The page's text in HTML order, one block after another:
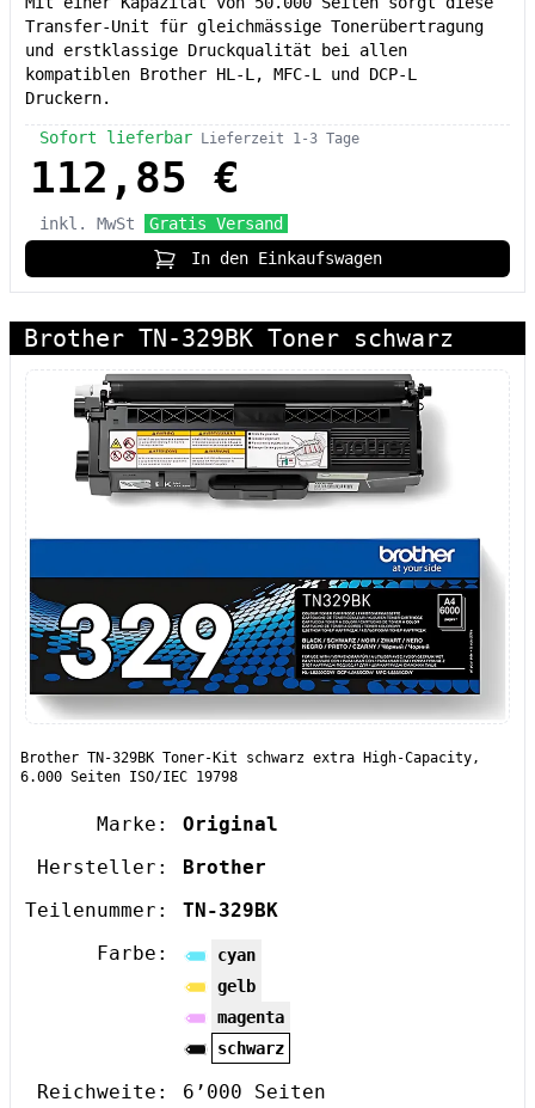
Transfer-Unit für gleichmässige Tonerübertragung
und erstklassige Druckqualität bei allen
kompatiblen Brother HL-L, MFC-L und DCP-L
Druckern.
Sofort lieferbar Lieferzeit 1-3 Tage
112,85 €
inkl. MwSt
Gratis Versand
In den Einkaufswagen
Brother TN-329BK Toner schwarz
Brother TN-329BK Toner-Kit schwarz extra High-Capacity,
6.000 Seiten ISO/IEC 19798
Marke:
Original
Hersteller:
Brother
Teilenummer:
TN-329BK
Farbe:
cyan
gelb
magenta
schwarz
Reichweite: 6’000 Seiten